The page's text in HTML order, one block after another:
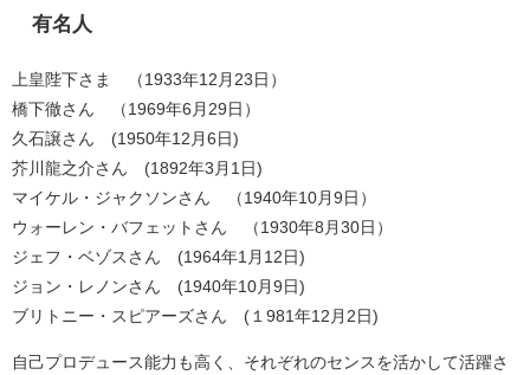
有名人
上皇陛下さま （1933年12月23日）
橋下徹さん （1969年6月29日）
久石譲さん (1950年12月6日)
芥川龍之介さん (1892年3月1日)
マイケル・ジャクソンさん （1940年10月9日）
ウォーレン・バフェットさん （1930年8月30日）
ジェフ・ベゾスさん (1964年1月12日)
ジョン・レノンさん (1940年10月9日)
ブリトニー・スピアーズさん (１981年12月2日)
自己プロデュース能力も高く、それぞれのセンスを活かして活躍さ